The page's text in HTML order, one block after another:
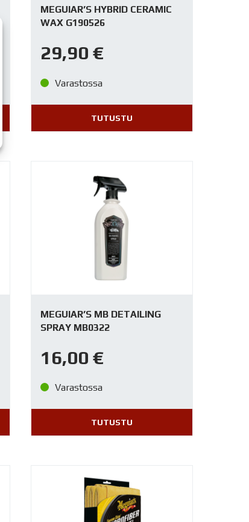
MEGUIAR’S HYBRID CERAMIC
WAX G190526
29,90 €
Varastossa
TUTUSTU
MEGUIAR’S MB DETAILING
SPRAY MB0322
16,00 €
Varastossa
TUTUSTU